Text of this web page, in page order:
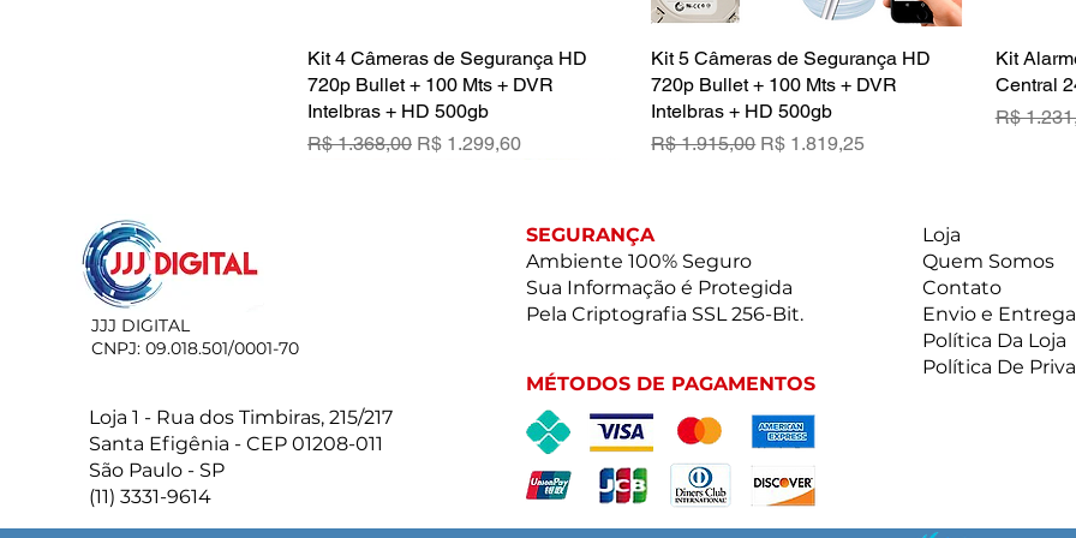
Visualização rápida
Kit 4 Câmeras de Segurança HD
720p Bullet + 100 Mts + DVR
Intelbras + HD 500gb
Preço normal
R$ 1.368,00 Preço promocional
R$ 1.299,60
Visualização rápida
Kit 5 Câmeras de Segurança HD
720p Bullet + 100 Mts + DVR
Intelbras + HD 500gb
Preço normal
R$ 1.915,00 Preço promocional
R$ 1.819,25
Kit
Central
Preço
R$
Visualização rápida
Videokê vsk 3.0 com 2.932 músicas
Visualização rápida
SUPORTE TRIARTICULADO DE
Kit Receptor Digital Satmax 5 Elsys +
Visualização rápida
MANGUEIRA NEON Amarela C/5
Visualização rápida
Kit Alarme Residencial Intelbras
JJJ DIGITAL
CNPJ: 09.018.501/0001-70
Loja 1 - Rua dos Timbiras, 215/217
Santa Efigênia - CEP 01208-011
São Paulo - SP
(11) 3331-9614
SEGURANÇA
Ambiente 100% Seguro
Sua Informação é Protegida
Pela Criptografia SSL 256-Bit.
MÉTODOS DE PAGAMENTOS
Loja
Quem Somos
Contato
Envio e Entrega
Política Da Loja
Política De